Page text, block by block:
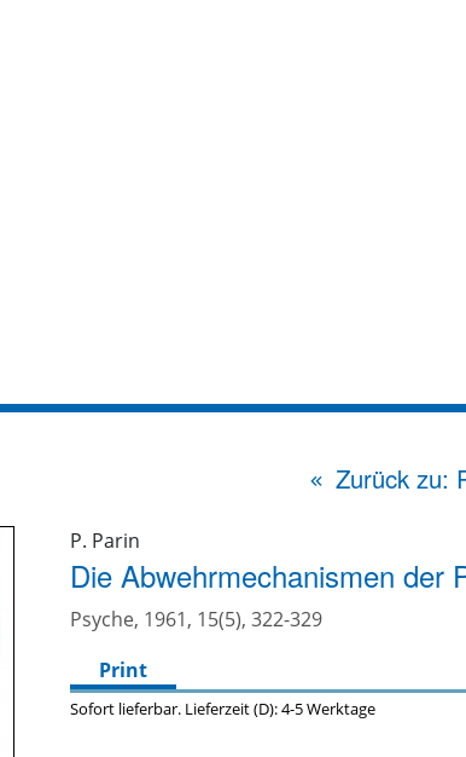
Zurück zu:
P. Parin
Die Abwehrmechanismen der
Psyche, 1961, 15(5), 322-329
Print
Sofort lieferbar. Lieferzeit (D): 4-5 Werktage